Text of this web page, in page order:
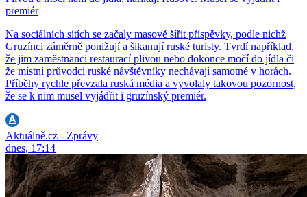
premiér
Na sociálních sítích se začaly masově šířit příspěvky, podle nichž
Gruzínci záměrně ponižují a šikanují ruské turisty. Tvrdí například,
že jim zaměstnanci restaurací plivou nebo dokonce močí do jídla či
že místní průvodci ruské návštěvníky nechávají samotné v horách.
Příběhy rychle převzala ruská média a vyvolaly takovou pozornost,
že se k nim musel vyjádřit i gruzínský premiér.
Aktuálně.cz - Zprávy
dnes, 17:14